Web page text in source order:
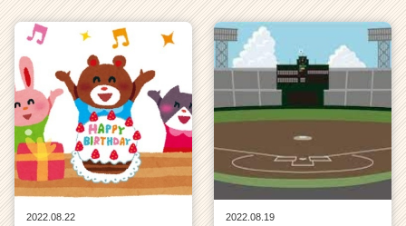
2022.08.22 2022.08.19